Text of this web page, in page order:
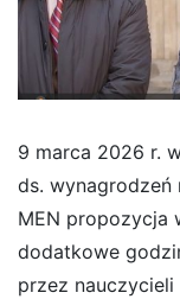
9 marca 2026 r.
ds. wynagrodzeń
MEN propozycja
dodatkowe
przez